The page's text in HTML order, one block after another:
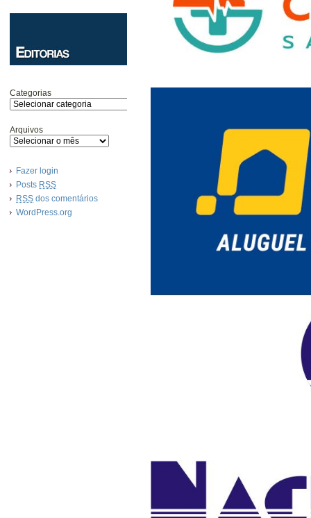
Categorias
Arquivos
Fazer login
Posts RSS
RSS dos comentários
WordPress.org